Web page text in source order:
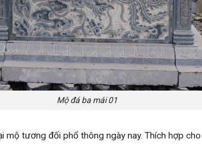
Mộ đá ba mái 01
mộ tương đối phổ thông ngày nay. Thích hợp cho